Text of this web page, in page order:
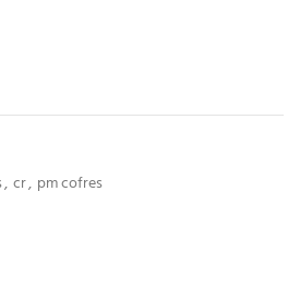
, cr, pm cofres